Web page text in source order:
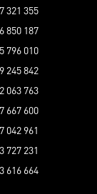
321 355
850 187
796 010
245 842
063 763
667 600
042 961
727 231
616 664